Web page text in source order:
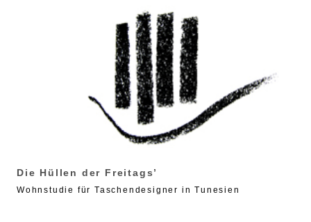
Die Hüllen der Freitags’
Wohnstudie für Taschendesigner in Tunesien